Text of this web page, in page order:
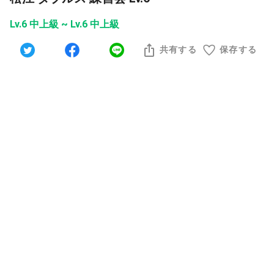
Lv.6 中上級 ~ Lv.6 中上級
共有する 保存する